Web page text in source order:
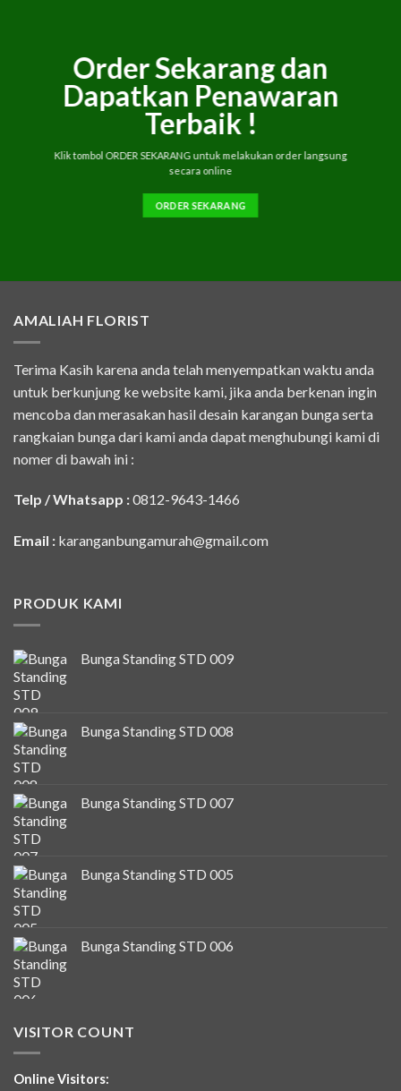
Order Sekarang dan
Dapatkan Penawaran
Terbaik !
Klik tombol ORDER SEKARANG untuk melakukan order langsung
secara online
ORDER SEKARANG
AMALIAH FLORIST
Terima Kasih karena anda telah menyempatkan waktu anda
untuk berkunjung ke website kami, jika anda berkenan ingin
mencoba dan merasakan hasil desain karangan bunga serta
rangkaian bunga dari kami anda dapat menghubungi kami di
nomer di bawah ini :
Telp / Whatsapp :0812-9643-1466
Email : karanganbungamurah@gmail.com
PRODUK KAMI
Bunga Standing STD 009
Bunga Standing STD 008
Bunga Standing STD 007
Bunga Standing STD 005
Bunga Standing STD 006
VISITOR COUNT
Online Visitors: